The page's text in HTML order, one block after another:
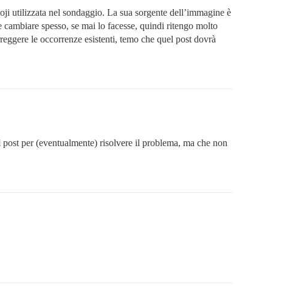
utilizzata nel sondaggio. La sua sorgente dell’immagine è
spesso, se mai lo facesse, quindi ritengo molto
le occorrenze esistenti, temo che quel post dovrà
per (eventualmente) risolvere il problema, ma che non